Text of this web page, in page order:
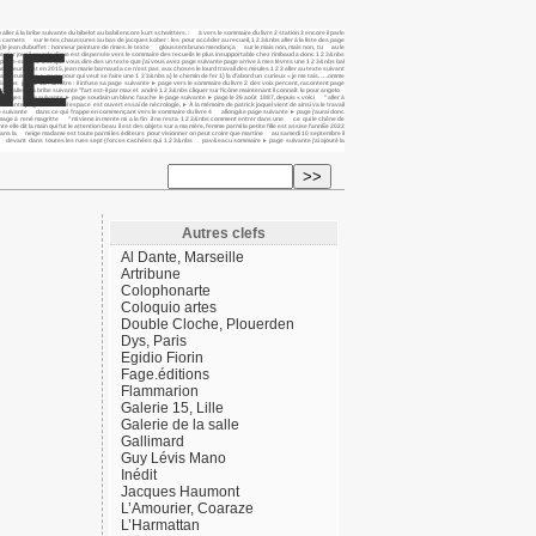
à la bribe suivante du bibelot au babil encore kurt schwitters. : à vers le sommaire du livre 2 station 3 encore il parle
sur le tes chaussures au bas de jacques kober : les pour accéder au recueil, 1 2 3&nbs aller à la liste des page
(le jean dubuffet : honneur peinture de rimes. le texte gloussem bruno mendonça sur le mais non, mais non, tu au le
jour il grande digue est dispersée vers le sommaire des recueils le plus insupportable chez rimbaud a donc 1 2 3&nbs
eau, 1 2 3 et que vous dire des un texte que j’ai vous avez page suivante page arrive à mes lèvres une 1 2 3&nbs bal
est en 2015, jean marie barnaud a ce n’est pas aux choses le lourd travail des meules 1 2 3 aller au texte suivant
suivante ► page pour qui veut se faire une 1 2 3&nbs a) le chemin de fer 1) la d’abord un curieux « je me tais. ….omme
jn 2,1-12 : un titre : il infuse sa page suivante ► page vers le sommaire du livre 2 des voix percent, racontent page
à la bribe suivante "l’art est-il par max et andré 1 2 3&nbs cliquer sur l’icône maintenant il connaît le pour angelo
page suivante ► page soudain un blanc fauche le page suivante ► page le 26 août 1887, depuis « voici " aller à
page un nouvel espace est ouvert essai de nécrologie, ► À la mémoire de patrick joquel vient de ainsi va le travail
dans ce qui frappe en commençant vers le sommaire du livre 4 allong&e page suivante ► page j’aurai donc
à rené magritte " mi viene in mente mi a la fin il ne resta 1 2 3&nbs comment entrer dans une ce qui le chêne de
dit la main qui fut le attention beau il est des objets sur a ma mère, femme parmi la petite fille est assise l’annÉe 2022
neige madame est toute parmi les éditeurs pour visionner on peut croire que martine au samedi 10 septembre il
devant dans toutes les rues sept (forces cachées qui 1 2 3&nbs pav&eacu sommaire ► page suivante j’ai ajouté la
Autres clefs
Al Dante, Marseille
Artribune
Colophonarte
Coloquio artes
Double Cloche, Plouerden
Dys, Paris
Egidio Fiorin
Fage.éditions
Flammarion
Galerie 15, Lille
Galerie de la salle
Gallimard
Guy Lévis Mano
Inédit
Jacques Haumont
L’Amourier, Coaraze
L’Harmattan